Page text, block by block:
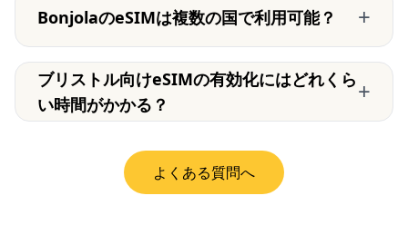
BonjolaのeSIMは複数の国で利用可能？ +
ブリストル向けeSIMの有効化にはどれくら
い時間がかかる？
+
よくある質問へ